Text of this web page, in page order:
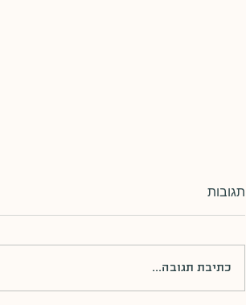
תגובות
כתיבת תגובה...